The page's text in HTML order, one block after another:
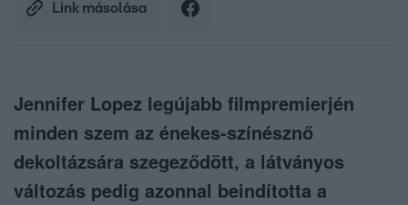
Link másolása
Jennifer Lopez legújabb filmpremierjén
minden szem az énekes-színésznő
dekoltázsára szegeződött, a látványos
változás pedig azonnal beindította a